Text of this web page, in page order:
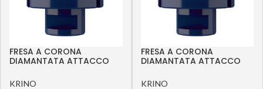
FRESA A CORONA
DIAMANTATA ATTACCO
KRINO
FRESA A CORONA
DIAMANTATA ATTACCO
KRINO